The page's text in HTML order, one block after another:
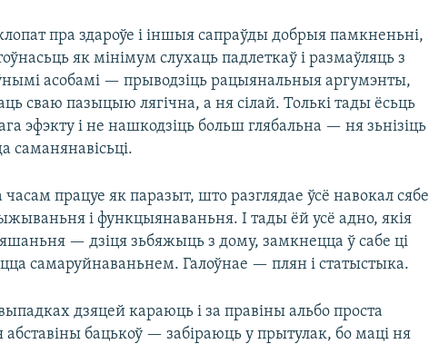
пра здароўе і іншыя сапраўды добрыя памкненьні,
як мінімум слухаць падлеткаў і размаўляць з
асобамі — прыводзіць рацыянальныя аргумэнты,
сваю пазыцыю лягічна, а ня сілай. Толькі тады ёсьць
эфэкту і не нашкодзіць больш глябальна — ня зьнізіць
саманянавісьці.
працуе як паразыт, што разглядае ўсё навокал сябе
і функцыянаваньня. І тады ёй усё адно, якія
— дзіця зьбяжыць з дому, замкнецца ў сабе ці
самаруйнаваньнем. Галоўнае — плян і статыстыка.
дзяцей караюць і за правіны альбо проста
бацькоў — забіраюць у прытулак, бо маці ня